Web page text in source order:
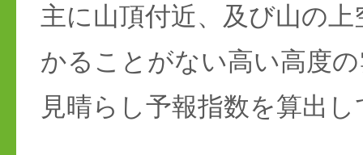
主に山頂付近、及び山の
かることがない高い高度
見晴らし予報指数を算出